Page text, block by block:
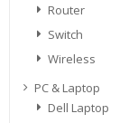
Router
Switch
Wireless
PC & Laptop
Dell Laptop